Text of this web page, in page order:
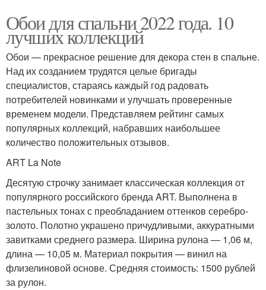
Обои для спальни 2022 года. 10
лучших коллекций
Обои — прекрасное решение для декора стен в спальне.
Над их созданием трудятся целые бригады
специалистов, стараясь каждый год радовать
потребителей новинками и улучшать проверенные
временем модели. Представляем рейтинг самых
популярных коллекций, набравших наибольшее
количество положительных отзывов.
ART La Note
Десятую строчку занимает классическая коллекция от
популярного российского бренда ART. Выполнена в
пастельных тонах с преобладанием оттенков серебро-
золото. Полотно украшено причудливыми, аккуратными
завитками среднего размера. Ширина рулона — 1,06 м,
длина — 10,05 м. Материал покрытия — винил на
флизелиновой основе. Средняя стоимость: 1500 рублей
за рулон.